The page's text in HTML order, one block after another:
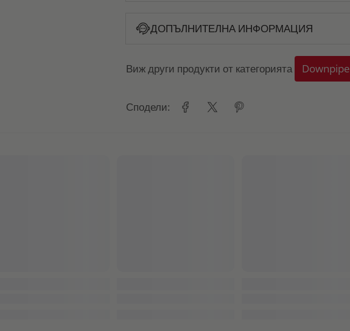
ДОПЪЛНИТЕЛНА ИНФОРМАЦИЯ
Виж други продукти от категорията Downpipe
Сподели: